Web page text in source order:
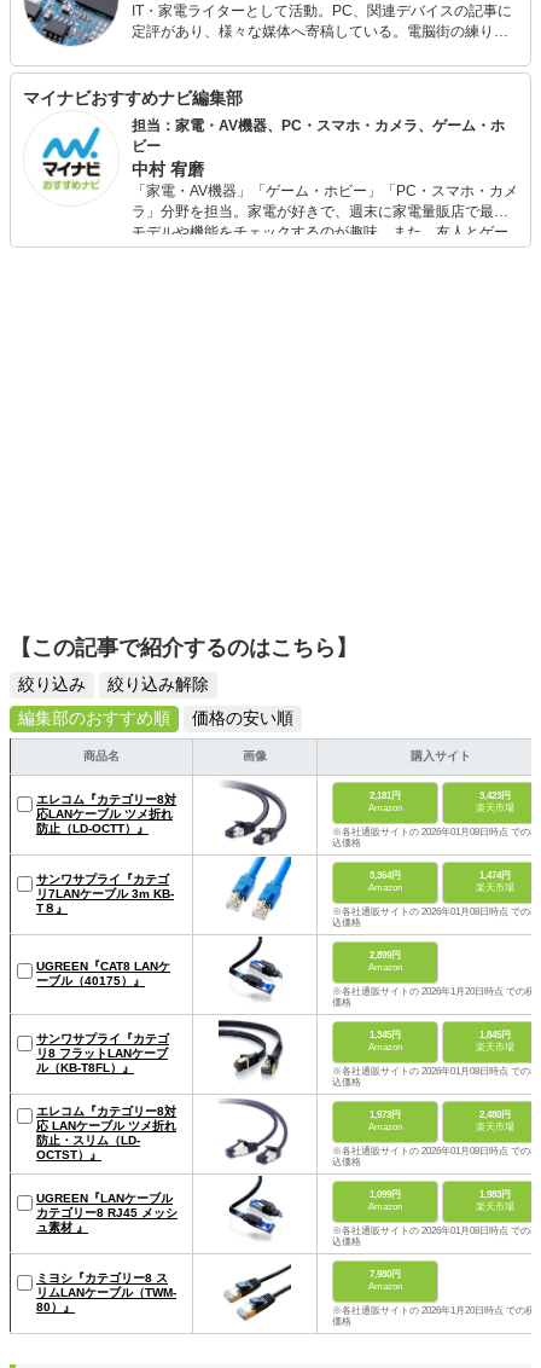
IT・家電ライターとして活動。PC、関連デバイスの記事に
定評があり、様々な媒体へ寄稿している。電脳街の練り歩
るのも大好きなので、新しいものが出るとすぐに飛びつい
てしまう傾向が強い。
マイナビおすすめナビ編集部
担当：家電・AV機器、PC・スマホ・カメラ、ゲーム・ホ
ビー
中村 宥磨
「家電・AV機器」「ゲーム・ホビー」「PC・スマホ・カメ
ラ」分野を担当。家電が好きで、週末に家電量販店で最新
モデルや機能をチェックするのが趣味。また、友人とゲー
ムを楽しみながら、新作タイトルやイベント情報もいち早
【この記事で紹介するのはこちら】
絞り込み
絞り込み解除
編集部のおすすめ順
価格の安い順
商品名 画像 購入サイト
エレコム『カテゴリー8対
応LANケーブル ツメ折れ
防止（LD-OCTT）』
2,181円
Amazon
3,423円
楽天市場
※各社通販サイトの 2026年01月08日時点 での税
込価格
サンワサプライ『カテゴ
リ7LANケーブル 3m KB-
T８』
3,364円
Amazon
1,474円
楽天市場
※各社通販サイトの 2026年01月08日時点 での税
込価格
UGREEN『CAT8 LANケ
ーブル（40175）』
2,899円
Amazon
※各社通販サイトの 2026年1月20日時点 での税
価格
サンワサプライ『カテゴ
リ8 フラットLANケーブ
ル（KB-T8FL）』
1,345円
Amazon
1,845円
楽天市場
※各社通販サイトの 2026年01月08日時点 での税
込価格
エレコム『カテゴリー8対
応 LANケーブル ツメ折れ
防止・スリム（LD-
OCTST）』
1,973円
Amazon
2,480円
楽天市場
※各社通販サイトの 2026年01月08日時点 での税
込価格
UGREEN『LANケーブル
カテゴリー8 RJ45 メッシ
ュ素材 』
1,099円
Amazon
1,983円
楽天市場
※各社通販サイトの 2026年01月08日時点 での税
込価格
ミヨシ『カテゴリー8 ス
リムLANケーブル（TWM-
80）』
7,980円
Amazon
※各社通販サイトの 2026年1月20日時点 での税
価格